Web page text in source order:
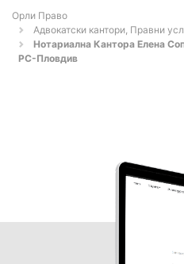
Орли Право
Адвокатски кантори, Правни
Нотариална Кантора Елена
РС-Пловдив